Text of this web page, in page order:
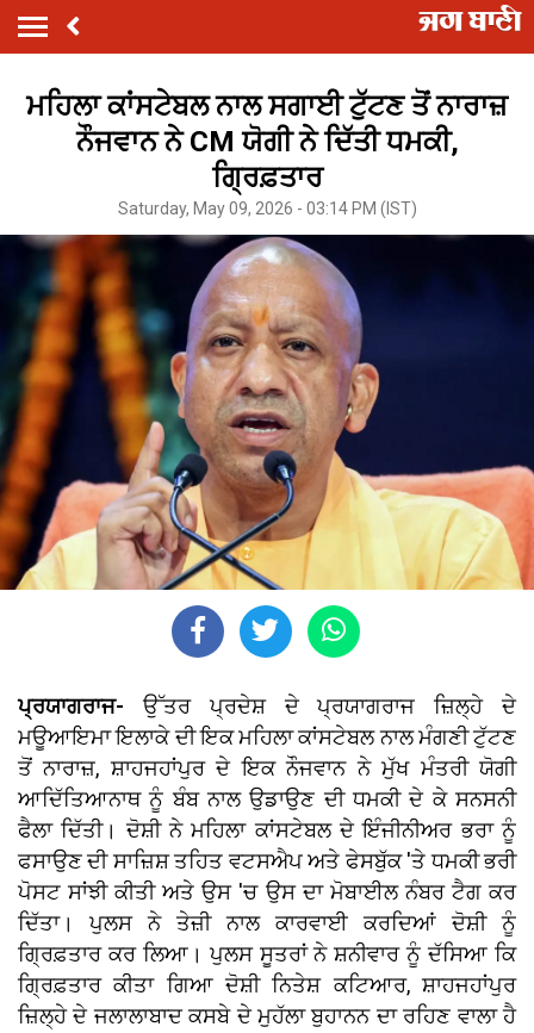
ਮਹਿਲਾ ਕਾਂਸਟੇਬਲ ਨਾਲ ਸਗਾਈ ਟੁੱਟਣ ਤੋਂ ਨਾਰਾਜ਼
ਨੌਜਵਾਨ ਨੇ CM ਯੋਗੀ ਨੇ ਦਿੱਤੀ ਧਮਕੀ,
ਗ੍ਰਿਫ਼ਤਾਰ
Saturday, May 09, 2026 - 03:14 PM (IST)
ਪ੍ਰਯਾਗਰਾਜ- ਉੱਤਰ ਪ੍ਰਦੇਸ਼ ਦੇ ਪ੍ਰਯਾਗਰਾਜ ਜ਼ਿਲ੍ਹੇ ਦੇ
ਮਊਆਇਮਾ ਇਲਾਕੇ ਦੀ ਇਕ ਮਹਿਲਾ ਕਾਂਸਟੇਬਲ ਨਾਲ ਮੰਗਣੀ ਟੁੱਟਣ
ਤੋਂ ਨਾਰਾਜ਼, ਸ਼ਾਹਜਹਾਂਪੁਰ ਦੇ ਇਕ ਨੌਜਵਾਨ ਨੇ ਮੁੱਖ ਮੰਤਰੀ ਯੋਗੀ
ਆਦਿੱਤਿਆਨਾਥ ਨੂੰ ਬੰਬ ਨਾਲ ਉਡਾਉਣ ਦੀ ਧਮਕੀ ਦੇ ਕੇ ਸਨਸਨੀ
ਫੈਲਾ ਦਿੱਤੀ। ਦੋਸ਼ੀ ਨੇ ਮਹਿਲਾ ਕਾਂਸਟੇਬਲ ਦੇ ਇੰਜੀਨੀਅਰ ਭਰਾ ਨੂੰ
ਫਸਾਉਣ ਦੀ ਸਾਜ਼ਿਸ਼ ਤਹਿਤ ਵਟਸਐਪ ਅਤੇ ਫੇਸਬੁੱਕ 'ਤੇ ਧਮਕੀ ਭਰੀ
ਪੋਸਟ ਸਾਂਝੀ ਕੀਤੀ ਅਤੇ ਉਸ 'ਚ ਉਸ ਦਾ ਮੋਬਾਈਲ ਨੰਬਰ ਟੈਗ ਕਰ
ਦਿੱਤਾ। ਪੁਲਸ ਨੇ ਤੇਜ਼ੀ ਨਾਲ ਕਾਰਵਾਈ ਕਰਦਿਆਂ ਦੋਸ਼ੀ ਨੂੰ
ਗ੍ਰਿਫ਼ਤਾਰ ਕਰ ਲਿਆ। ਪੁਲਸ ਸੂਤਰਾਂ ਨੇ ਸ਼ਨੀਵਾਰ ਨੂੰ ਦੱਸਿਆ ਕਿ
ਗ੍ਰਿਫ਼ਤਾਰ ਕੀਤਾ ਗਿਆ ਦੋਸ਼ੀ ਨਿਤੇਸ਼ ਕਟਿਆਰ, ਸ਼ਾਹਜਹਾਂਪੁਰ
ਜ਼ਿਲ੍ਹੇ ਦੇ ਜਲਾਲਾਬਾਦ ਕਸਬੇ ਦੇ ਮੁਹੱਲਾ ਬੁਹਾਨਨ ਦਾ ਰਹਿਣ ਵਾਲਾ ਹੈ